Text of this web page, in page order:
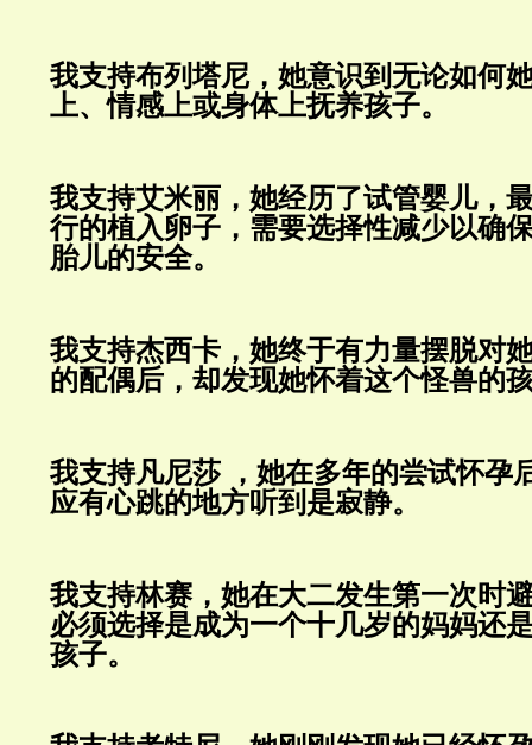
我支持布列塔尼，她意识到无论如何
上、情感上或身体上抚养孩子。
我支持艾米丽，她经历了试管婴儿，
行的植入卵子，需要选择性减少以确
胎儿的安全。
我支持杰西卡，她终于有力量摆脱对
的配偶后，却发现她怀着这个怪兽的
我支持凡尼莎
，她在多年的尝试怀孕
应有心跳的地方听到是寂静。
我支持林赛，她在大二发生第一次时
必须选择是成为一个十几岁的妈妈还
孩子。